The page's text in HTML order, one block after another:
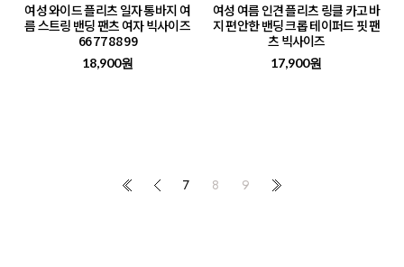
여성 와이드 플리츠 일자 통바지 여
름 스트링 밴딩 팬츠 여자 빅사이즈
66 77 88 99
18,900원
여성 여름 인견 플리츠 링클 카고 바
지 편안한 밴딩 크롭 테이퍼드 핏 팬
츠 빅사이즈
17,900원
7 8 9